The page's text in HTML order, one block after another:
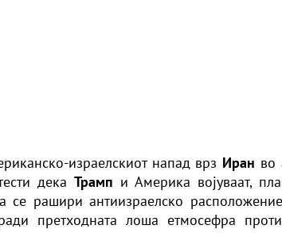
израелскиот напад врз Иран во
дека Трамп и Америка војуваат,
се рашири антиизраелско
претходната лоша етмосефра